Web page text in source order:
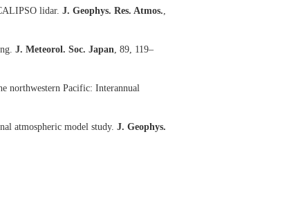
lidar. J. Geophys. Res. Atmos.,
J. Meteorol. Soc. Japan, 89, 119–
northwestern Pacific: Interannual
atmospheric model study. J. Geophys.